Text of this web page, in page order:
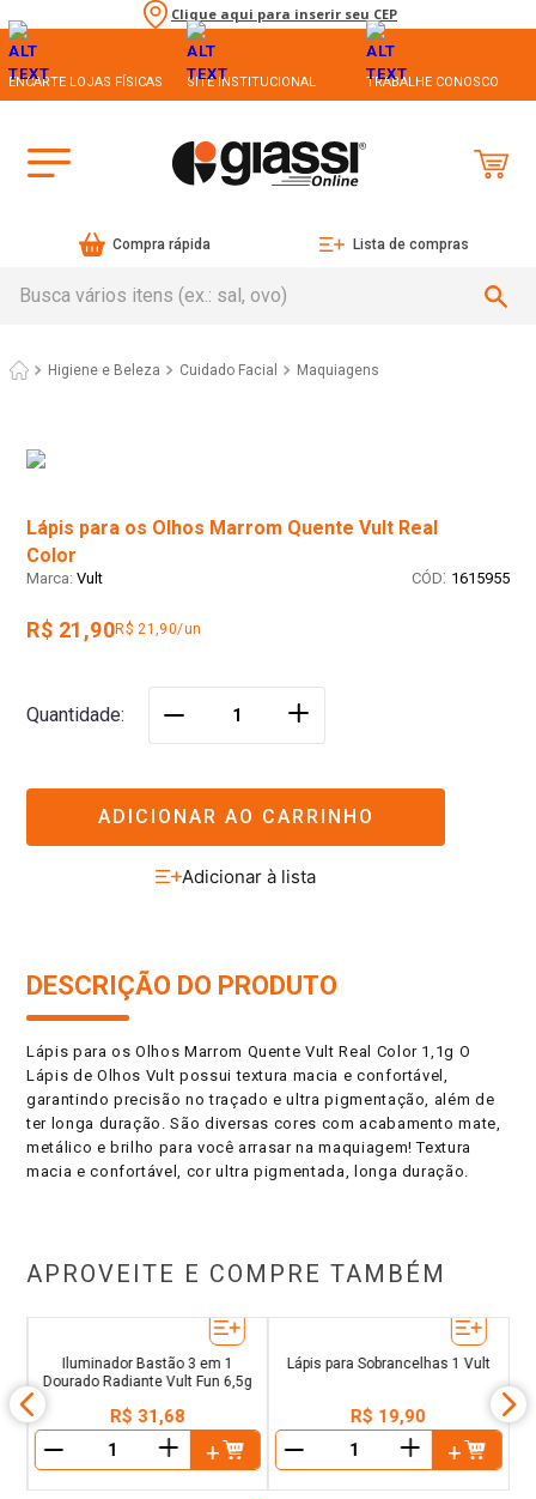
Clique aqui para inserir seu CEP
ENCARTE LOJAS FÍSICAS SITE INSTITUCIONAL TRABALHE CONOSCO
Compra rápida Lista de compras
Higiene e Beleza Cuidado Facial Maquiagens
Lápis para os Olhos Marrom Quente Vult Real
Color
Vult : 1615955
R$ 21,90R$ 21,90/un
Quantidade ＋
ADICIONAR AO CARRINHO
DESCRIÇÃO DO PRODUTO
Lápis para os Olhos Marrom Quente Vult Real Color 1,1g O
Lápis de Olhos Vult possui textura macia e confortável,
garantindo precisão no traçado e ultra pigmentação, além de
ter longa duração. São diversas cores com acabamento mate,
metálico e brilho para você arrasar na maquiagem! Textura
macia e confortável, cor ultra pigmentada, longa duração.
APROVEITE E COMPRE TAMBÉM